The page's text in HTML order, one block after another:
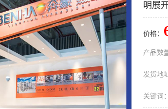
明展
价格：
产品数
发货地
关键词：